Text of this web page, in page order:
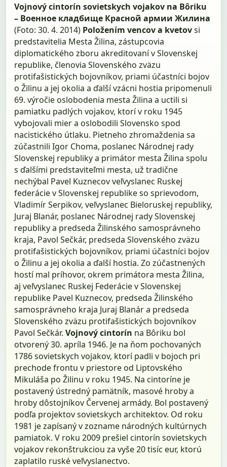
Vojnový cintorín sovietskych vojakov na Bôriku
– Военное кладбище Красной армии Жилина
(Foto: 30. 4. 2014) Položením vencov a kvetovsi
predstavitelia Mesta Žilina, zástupcovia
diplomatického zboru akreditovaní v Slovenskej
republike, členovia Slovenského zväzu
protifašistických bojovníkov, priami účastníci bojov
o Žilinu a jej okolia a ďalší vzácni hostia pripomenuli
69. výročie oslobodenia mesta Žilina a uctili si
pamiatku padlých vojakov, ktorí v roku 1945
vybojovali mier a oslobodili Slovensko spod
nacistického útlaku. Pietneho zhromaždenia sa
zúčastnili Igor Choma, poslanec Národnej rady
Slovenskej republiky a primátor mesta Žilina spolu
s ďalšími predstaviteľmi mesta, už tradične
nechýbal Pavel Kuznecov veľvyslanec Ruskej
federácie v Slovenskej republike so sprievodom,
Vladimír Serpikov, veľvyslanec Bieloruskej republiky,
Juraj Blanár, poslanec Národnej rady Slovenskej
republiky a predseda Žilinského samosprávneho
kraja, Pavol Sečkár, predseda Slovenského zväzu
protifašistických bojovníkov, priami účastníci bojov
o Žilinu a jej okolia a ďalší hostia. Zo zúčastnených
hostí mal príhovor, okrem primátora mesta Žilina,
aj veľvyslanec Ruskej Federácie v Slovenskej
republike Pavel Kuznecov, predseda Žilinského
samosprávneho kraja Juraj Blanár a predseda
Slovenského zväzu protifašistických bojovníkov
Pavol Sečkár.Vojnový cintorín na Bôriku bol
otvorený 30. apríla 1946. Je na ňom pochovaných
1786 sovietskych vojakov, ktorí padli v bojoch pri
prechode frontu v priestore od Liptovského
Mikuláša po Žilinu v roku 1945. Na cintoríne je
postavený ústredný pamätník, masové hroby a
hroby dôstojníkov Červenej armády. Bol postavený
podľa projektov sovietskych architektov. Od roku
1981 je zapísaný v zozname národných kultúrnych
pamiatok. V roku 2009 prešiel cintorín sovietskych
vojakov rekonštrukciou za vyše 20 tisíc eur, ktorú
zaplatilo ruské veľvyslanectvo.